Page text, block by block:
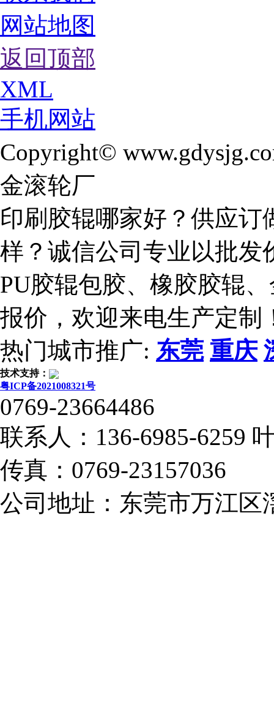
网站地图
返回顶部
XML
手机网站
Copyright©
金滚轮厂
印刷胶辊哪家好？供应
样？诚信公司专业以批发
PU胶辊包胶、橡胶胶辊
报价，欢迎来电生产定制
热门城市推广: 东莞 重庆
技术支持：
粤ICP备2021008321号
0769-23664486
联系人：136-6985-6259
传真：0769-23157036
公司地址：东莞市万江区